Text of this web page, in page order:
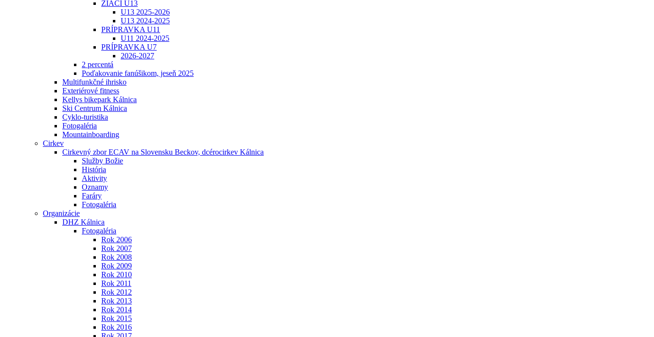
ŽIACI U13
U13 2025-2026
U13 2024-2025
PRÍPRAVKA U11
U11 2024-2025
PRÍPRAVKA U7
2026-2027
2 percentá
Poďakovanie fanúšikom, jeseň 2025
Multifunkčné ihrisko
Exteriérové fitness
Kellys bikepark Kálnica
Ski Centrum Kálnica
Cyklo-turistika
Fotogaléria
Mountainboarding
Cirkev
Cirkevný zbor ECAV na Slovensku Beckov, dcérocirkev Kálnica
Služby Božie
História
Aktivity
Oznamy
Faráry
Fotogaléria
Organizácie
DHZ Kálnica
Fotogaléria
Rok 2006
Rok 2007
Rok 2008
Rok 2009
Rok 2010
Rok 2011
Rok 2012
Rok 2013
Rok 2014
Rok 2015
Rok 2016